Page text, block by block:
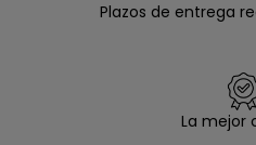
Plazos de entrega
La mejor